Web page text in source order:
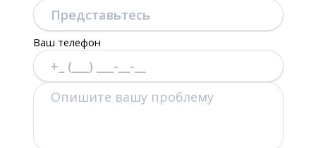
Ваш телефон